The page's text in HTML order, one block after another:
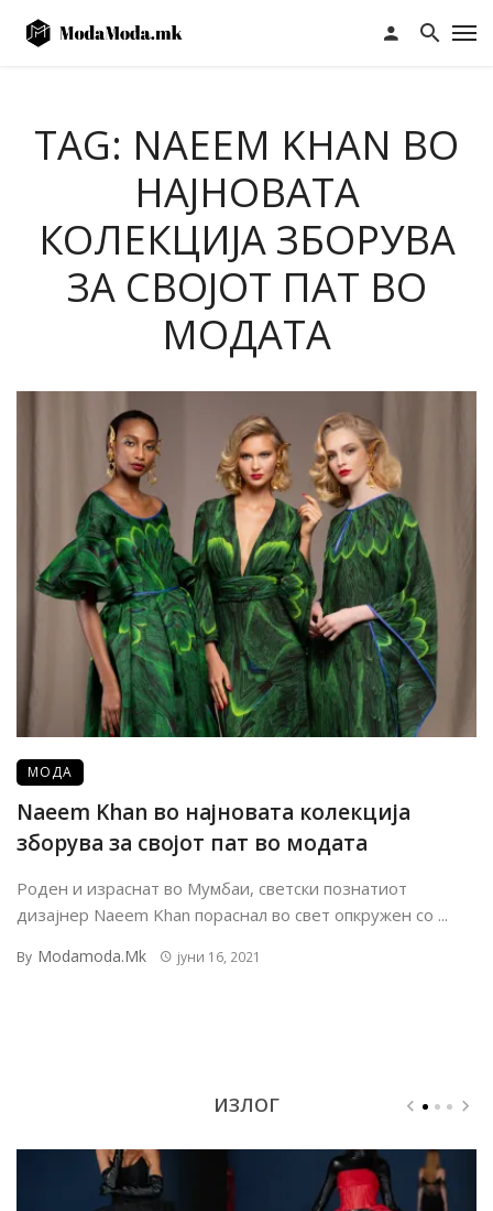
TAG: NAEEM KHAN ВО
НАЈНОВАТА
КОЛЕКЦИЈА ЗБОРУВА
ЗА СВОЈОТ ПАТ ВО
МОДАТА
МОДА
Naeem Khan во најновата колекција
зборува за својот пат во модата
Роден и израснат во Мумбаи, светски познатиот
дизајнер Naeem Khan пораснал во свет опкружен со ...
By Modamoda.mk јуни 16, 2021
ИЗЛОГ